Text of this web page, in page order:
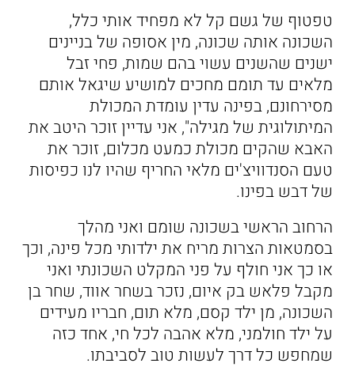
טפטוף של גשם קל לא מפחיד אותי כלל,
השכונה אותה שכונה, מין אסופה של בניינים
ישנים שהשנים עשוי בהם שמות, פחי זבל
מלאים עד תומם מחכים למושיע שיגאל אותם
מסירחונם, בפינה עדין עומדת המכולת
המיתולוגית של מגילה", אני עדיין זוכר היטב את
האבא שהקים מכולת כמעט מכלום, זוכר את
טעם הסנדוויצ'ים מלאי החריף שהיו לנו כפיסות
של דבש בפינו.
הרחוב הראשי בשכונה שומם ואני מהלך
בסמטאות הצרות מריח את ילדותי מכל פינה, וכך
או כך אני חולף על פני המקלט השכונתי ואני
מקבל פלאש בק איום, נזכר בשחר אווד, שחר בן
השכונה, מן ילד קסם, מלא תום, חבריו מעידים
על ילד חולמני, מלא אהבה לכל חי, אחד כזה
שמחפש כל דרך לעשות טוב לסביבתו.